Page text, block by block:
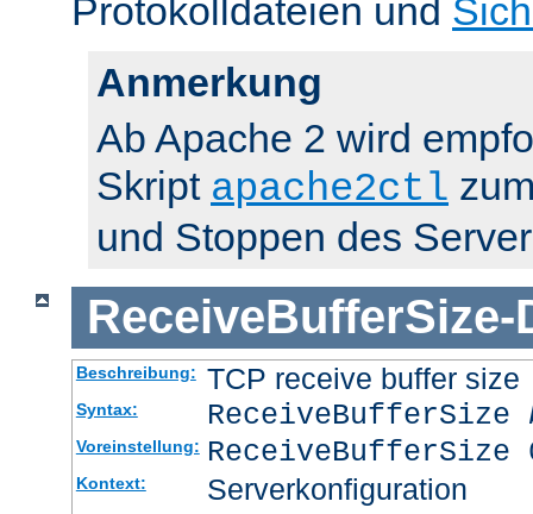
Protokolldateien und
Anmerkung
Ab Apache 2 wird
Skript apache2ctl
und Stoppen des
ReceiveBufferSize-
Beschreibung: TCP receive buffer size
Syntax: ReceiveBufferSize
Voreinstellung: ReceiveBufferSize
Kontext: Serverkonfiguration